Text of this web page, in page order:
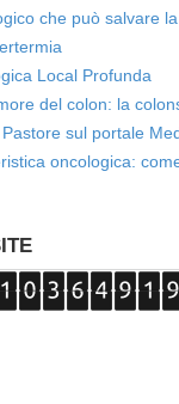
che può salvare
Local Profunda
del colon: la
sul portale
oncologica: